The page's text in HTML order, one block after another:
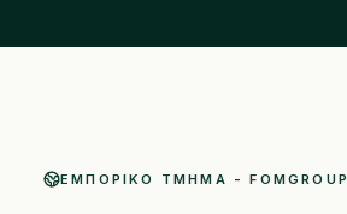
ΕΜΠΟΡΙΚΌ ΤΜΉΜΑ - FOMGROUP